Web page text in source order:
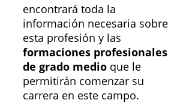
encontrará toda la
información necesaria sobre
esta profesión y las
formaciones profesionales
de grado medio que le
permitirán comenzar su
carrera en este campo.